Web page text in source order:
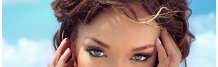
ति
ष